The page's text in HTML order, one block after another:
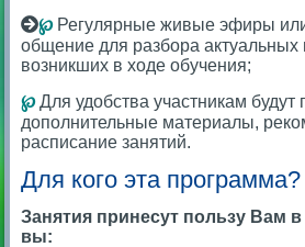
℘ Регулярные живые эфиры
общение для разбора актуальных
возникших в ходе обучения;
℘Для удобства участникам
дополнительные материалы,
расписание занятий.
Для кого эта программа?
Занятия принесут пользу Вам
вы: